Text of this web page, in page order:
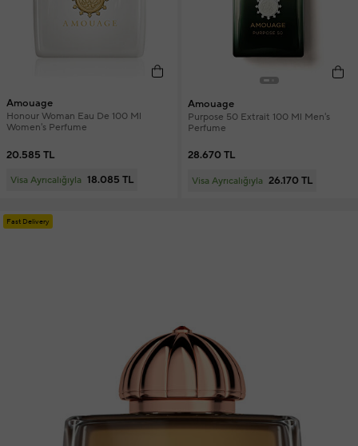
Amouage
Honour Woman Eau De 100 Ml
Women's Perfume
20.585 TL
Visa Ayrıcalığıyla 18.085 TL
Amouage
Purpose 50 Extrait 100 Ml Men's
Perfume
28.670 TL
Visa Ayrıcalığıyla 26.170 TL
Fast Delivery